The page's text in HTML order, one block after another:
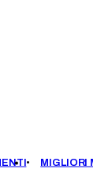
MIGLIORI